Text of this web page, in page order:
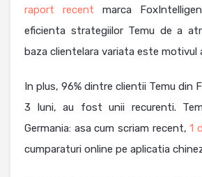
raport recent marca
eficienta strategiilor Temu de a
baza clientelara variata este motivul
In plus, 96% dintre clientii Temu din
3 luni, au fost unii recurenti.
Germania: asa cum scriam recent,1
cumparaturi online pe aplicatia